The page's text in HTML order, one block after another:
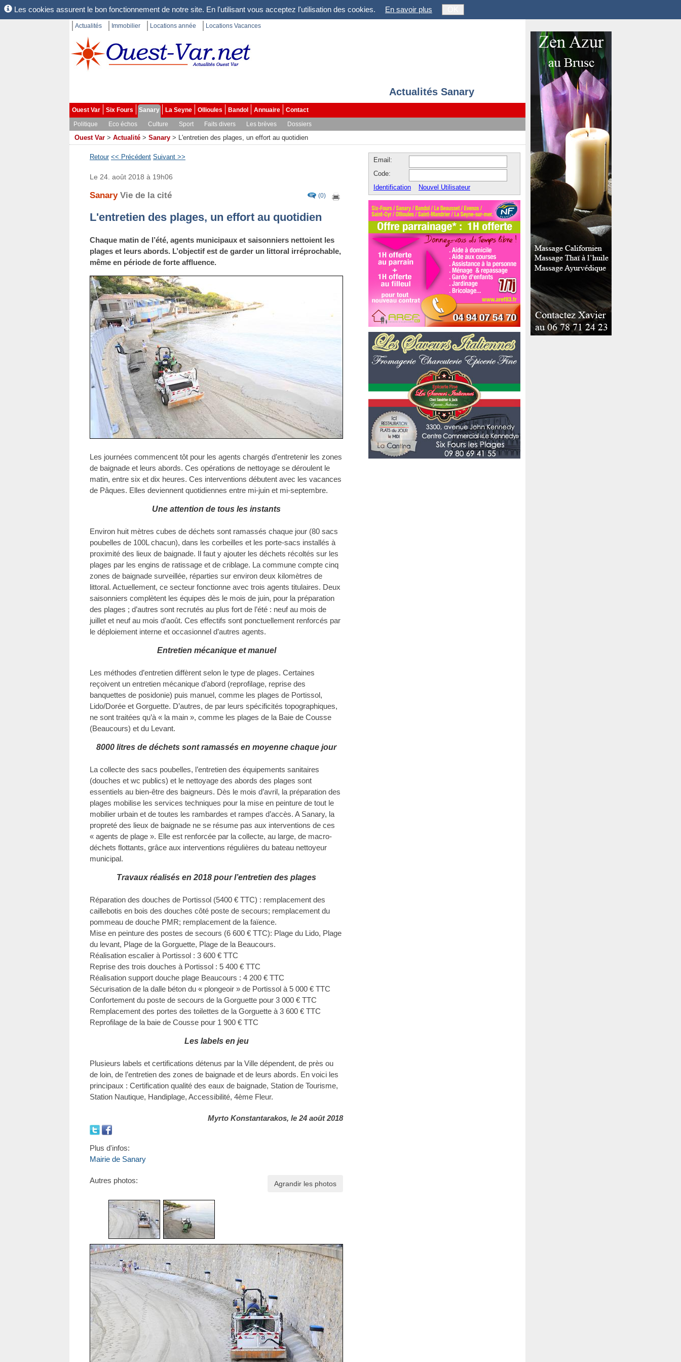
Les cookies assurent le bon fonctionnement de notre site. En l'utilisant vous acceptez l'utilisation des cookies. En savoir plus
Actualités Immobilier Locations année Locations Vacances
Actualités Sanary
Ouest Var Six Fours Sanary La Seyne Ollioules Bandol Annuaire
Contact
Politique
Eco échos Culture Sport Faits divers Les brèves Dossiers
Ouest Var > Actualité > Sanary > L'entretien des plages, un effort au quotidien
Retour << Précédent Suivant >>
(0)
Le 24. août 2018 à 19h06
Sanary Vie de la cité
L'entretien des plages, un effort au quotidien
Chaque matin de l’été, agents municipaux et saisonniers nettoient les
plages et leurs abords. L’objectif est de garder un littoral irréprochable,
même en période de forte affluence.
Les journées commencent tôt pour les agents chargés d’entretenir les zones
de baignade et leurs abords. Ces opérations de nettoyage se déroulent le
matin, entre six et dix heures. Ces interventions débutent avec les vacances
de Pâques. Elles deviennent quotidiennes entre mi-juin et mi-septembre.
Une attention de tous les instants
Environ huit mètres cubes de déchets sont ramassés chaque jour (80 sacs
poubelles de 100L chacun), dans les corbeilles et les porte-sacs installés à
proximité des lieux de baignade. Il faut y ajouter les déchets récoltés sur les
plages par les engins de ratissage et de criblage. La commune compte cinq
zones de baignade surveillée, réparties sur environ deux kilomètres de
littoral. Actuellement, ce secteur fonctionne avec trois agents titulaires. Deux
saisonniers complètent les équipes dès le mois de juin, pour la préparation
des plages ; d’autres sont recrutés au plus fort de l’été : neuf au mois de
juillet et neuf au mois d’août. Ces effectifs sont ponctuellement renforcés par
le déploiement interne et occasionnel d’autres agents.
Entretien mécanique et manuel
Les méthodes d’entretien diffèrent selon le type de plages. Certaines
reçoivent un entretien mécanique d’abord (reprofilage, reprise des
banquettes de posidonie) puis manuel, comme les plages de Portissol,
Lido/Dorée et Gorguette. D’autres, de par leurs spécificités topographiques,
ne sont traitées qu’à « la main », comme les plages de la Baie de Cousse
(Beaucours) et du Levant.
8000 litres de déchets sont ramassés en moyenne chaque jour
La collecte des sacs poubelles, l’entretien des équipements sanitaires
(douches et wc publics) et le nettoyage des abords des plages sont
essentiels au bien-être des baigneurs. Dès le mois d’avril, la préparation des
plages mobilise les services techniques pour la mise en peinture de tout le
mobilier urbain et de toutes les rambardes et rampes d’accès. A Sanary, la
propreté des lieux de baignade ne se résume pas aux interventions de ces
« agents de plage ». Elle est renforcée par la collecte, au large, de macro-
déchets flottants, grâce aux interventions régulières du bateau nettoyeur
municipal.
Travaux réalisés en 2018 pour l’entretien des plages
Réparation des douches de Portissol (5400 € TTC) : remplacement des
caillebotis en bois des douches côté poste de secours; remplacement du
pommeau de douche PMR; remplacement de la faïence.
Mise en peinture des postes de secours (6 600 € TTC): Plage du Lido, Plage
du levant, Plage de la Gorguette, Plage de la Beaucours.
Réalisation escalier à Portissol : 3 600 € TTC
Reprise des trois douches à Portissol : 5 400 € TTC
Réalisation support douche plage Beaucours : 4 200 € TTC
Sécurisation de la dalle béton du « plongeoir » de Portissol à 5 000 € TTC
Confortement du poste de secours de la Gorguette pour 3 000 € TTC
Remplacement des portes des toilettes de la Gorguette à 3 600 € TTC
Reprofilage de la baie de Cousse pour 1 900 € TTC
Les labels en jeu
Plusieurs labels et certifications détenus par la Ville dépendent, de près ou
de loin, de l’entretien des zones de baignade et de leurs abords. En voici les
principaux : Certification qualité des eaux de baignade, Station de Tourisme,
Station Nautique, Handiplage, Accessibilité, 4ème Fleur.
Myrto Konstantarakos, le 24 août 2018
Plus d'infos:
Mairie de Sanary
Agrandir les photos
Autres photos:
Email:
Code:
Identification
Nouvel Utilisateur